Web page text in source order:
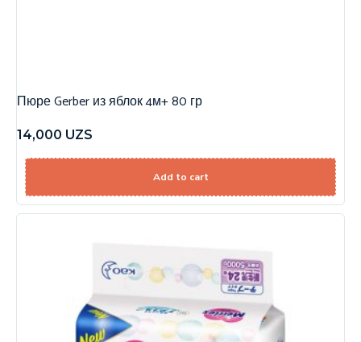
Пюре Gerber из яблок 4м+ 80 гр
14,000 UZS
Add to cart